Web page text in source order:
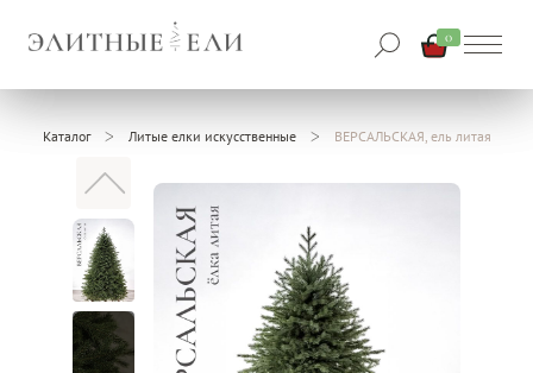
0
Каталог Литые елки искусственные ВЕРСАЛЬСКАЯ, ель литая